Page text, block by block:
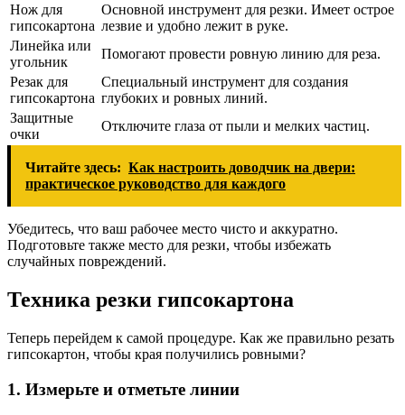
Нож для
гипсокартона
Основной инструмент для резки. Имеет острое
лезвие и удобно лежит в руке.
Линейка или
угольник
Помогают провести ровную линию для реза.
Резак для
гипсокартона
Специальный инструмент для создания
глубоких и ровных линий.
Защитные
очки
Отключите глаза от пыли и мелких частиц.
Читайте здесь: Как настроить доводчик на двери:
практическое руководство для каждого
Убедитесь, что ваш рабочее место чисто и аккуратно.
Подготовьте также место для резки, чтобы избежать
случайных повреждений.
Техника резки гипсокартона
Теперь перейдем к самой процедуре. Как же правильно резать
гипсокартон, чтобы края получились ровными?
1. Измерьте и отметьте линии